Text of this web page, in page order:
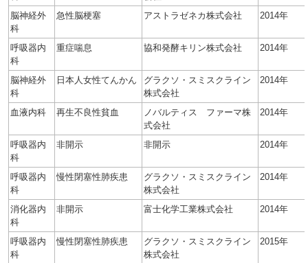
脳神経外
科
急性脳梗塞 アストラゼネカ株式会社 2014年
呼吸器内
科
重症喘息 協和発酵キリン株式会社 2014年
脳神経外
科
日本人女性てんかん
グラクソ・スミスクライン
株式会社
2014年
血液内科 再生不良性貧血
ノバルティス ファーマ株
式会社
2014年
呼吸器内
科
非開示 非開示 2014年
呼吸器内
科
慢性閉塞性肺疾患
グラクソ・スミスクライン
株式会社
2014年
消化器内
科
非開示 富士化学工業株式会社 2014年
呼吸器内
科
慢性閉塞性肺疾患
グラクソ・スミスクライン
株式会社
2015年